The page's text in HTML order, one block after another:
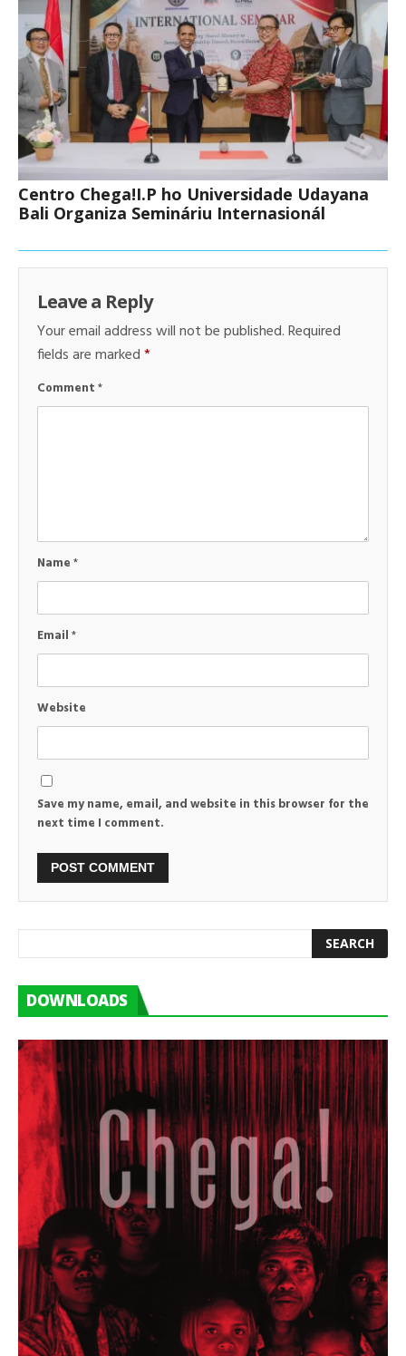
Centro Chega!I.P ho Universidade Udayana
Bali Organiza Semináriu Internasionál
Leave a Reply
Your email address will not be published.Required
fields are marked*
Comment*
Name*
Email*
Website
Save my name, email, and website in this browser for the
next time I comment.
DOWNLOADS